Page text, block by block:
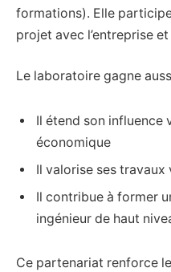
formations). Elle
projet avec l’entreprise
Le laboratoire gagne
Il étend son influence
économique
Il valorise ses
Il contribue à former
ingénieur de haut
Ce partenariat renforce